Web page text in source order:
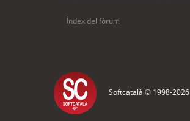
Índex del fòrum
Softcatalà © 1998-2026